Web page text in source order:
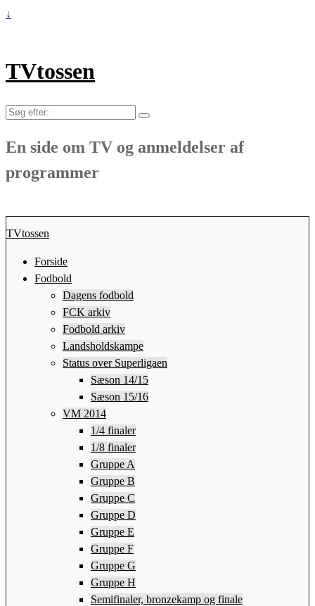
↓
TVtossen
Søg
En side om TV og anmeldelser af
programmer
TVtossen
Forside
Fodbold
Dagens fodbold
FCK arkiv
Fodbold arkiv
Landsholdskampe
Status over Superligaen
Sæson 14/15
Sæson 15/16
VM 2014
1/4 finaler
1/8 finaler
Gruppe A
Gruppe B
Gruppe C
Gruppe D
Gruppe E
Gruppe F
Gruppe G
Gruppe H
Semifinaler, bronzekamp og finale